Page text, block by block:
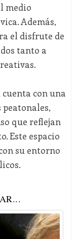
medio
Además,
el disfrute de
tanto a
con una
peatonales,
que reflejan
Este espacio
su entorno